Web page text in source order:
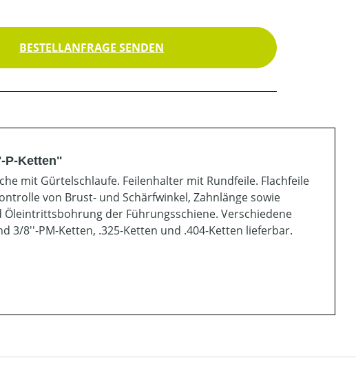
BESTELLANFRAGE SENDEN
P-Ketten"
mit Gürtelschlaufe. Feilenhalter mit Rundfeile. Flachfeile
von Brust- und Schärfwinkel, Zahnlänge sowie
der Führungsschiene. Verschiedene
3/8''-PM-Ketten, .325-Ketten und .404-Ketten lieferbar.